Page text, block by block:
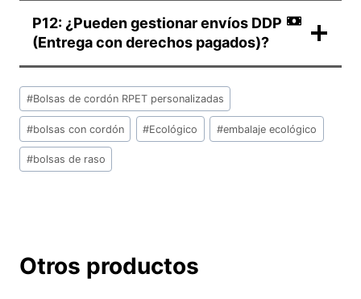
P12: ¿Pueden gestionar envíos DDP
(Entrega con derechos pagados)?
Etiquetas
de
la
entrada:
#Bolsas de cordón RPET personalizadas
#bolsas con cordón #Ecológico #embalaje ecológico
#bolsas de raso
Otros productos